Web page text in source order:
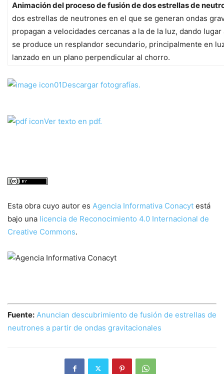
Animación del proceso de fusión de dos estrellas de
dos estrellas de neutrones en el que se generan ondas
propagan a velocidades cercanas a la de la luz, dando
se produce un resplandor secundario, principalmente en
lanzado en un plano perpendicular al chorro.
Descargar fotografías.
Ver texto en pdf.
Esta obra cuyo autor es Agencia Informativa Conacyt está
bajo una licencia de Reconocimiento 4.0 Internacional de
Creative Commons.
Fuente: Anuncian descubrimiento de fusión de estrellas de
neutrones a partir de ondas gravitacionales